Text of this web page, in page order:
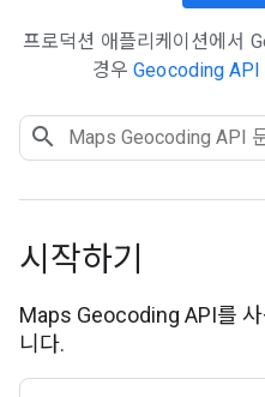
프로덕션 애플리케이션에서
경우Geocoding API
시작하기
Maps Geocoding API를
니다.